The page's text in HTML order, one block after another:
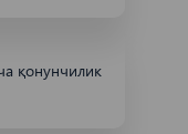
қонунчилик